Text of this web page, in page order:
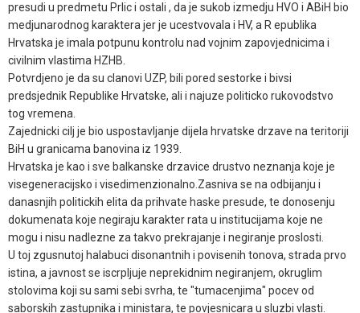
presudi u predmetu Prlic i ostali , da je sukob izmedju HVO i ABiH bio
medjunarodnog karaktera jer je ucestvovala i HV, a R epublika
Hrvatska je imala potpunu kontrolu nad vojnim zapovjednicima i
civilnim vlastima HZHB.
Potvrdjeno je da su clanovi UZP, bili pored sestorke i bivsi
predsjednik Republike Hrvatske, ali i najuze politicko rukovodstvo
tog vremena.
Zajednicki cilj je bio uspostavljanje dijela hrvatske drzave na teritoriji
BiH u granicama banovina iz 1939.
Hrvatska je kao i sve balkanske drzavice drustvo neznanja koje je
visegeneracijsko i visedimenzionalno.Zasniva se na odbijanju i
danasnjih politickih elita da prihvate haske presude, te donosenju
dokumenata koje negiraju karakter rata u institucijama koje ne
mogu i nisu nadlezne za takvo prekrajanje i negiranje proslosti.
U toj zgusnutoj halabuci disonantnih i povisenih tonova, strada prvo
istina, a javnost se iscrpljuje neprekidnim negiranjem, okruglim
stolovima koji su sami sebi svrha, te "tumacenjima" pocev od
saborskih zastupnika i ministara, te povjesnicara u sluzbi vlasti.